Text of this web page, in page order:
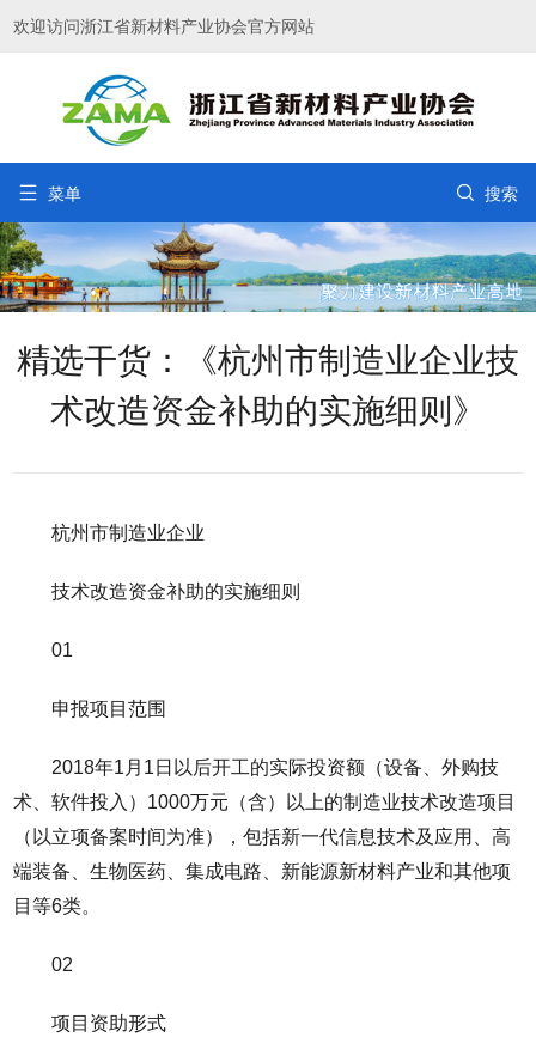
欢迎访问浙江省新材料产业协会官方网站
 菜单  搜索
精选干货：《杭州市制造业企业技
术改造资金补助的实施细则》
杭州市制造业企业
技术改造资金补助的实施细则
01
申报项目范围
2018年1月1日以后开工的实际投资额（设备、外购技
术、软件投入）1000万元（含）以上的制造业技术改造项目
（以立项备案时间为准），包括新一代信息技术及应用、高
端装备、生物医药、集成电路、新能源新材料产业和其他项
目等6类。
02
项目资助形式